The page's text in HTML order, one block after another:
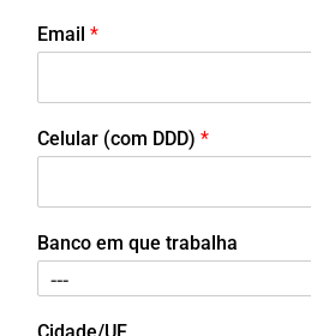
Email *
Celular (com DDD) *
Banco em que trabalha